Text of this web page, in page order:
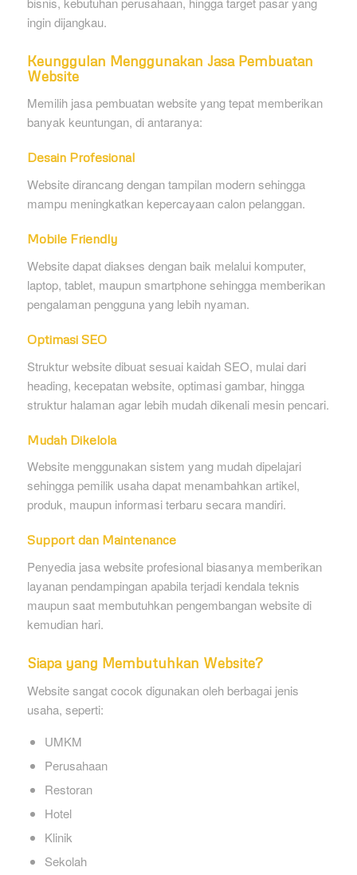
ingin dijangkau.
Keunggulan Menggunakan Jasa Pembuatan
Website
Memilih jasa pembuatan website yang tepat memberikan
banyak keuntungan, di antaranya:
Desain Profesional
Website dirancang dengan tampilan modern sehingga
mampu meningkatkan kepercayaan calon pelanggan.
Mobile Friendly
Website dapat diakses dengan baik melalui komputer,
laptop, tablet, maupun smartphone sehingga memberikan
pengalaman pengguna yang lebih nyaman.
Optimasi SEO
Struktur website dibuat sesuai kaidah SEO, mulai dari
heading, kecepatan website, optimasi gambar, hingga
struktur halaman agar lebih mudah dikenali mesin pencari.
Mudah Dikelola
Website menggunakan sistem yang mudah dipelajari
sehingga pemilik usaha dapat menambahkan artikel,
produk, maupun informasi terbaru secara mandiri.
Support dan Maintenance
Penyedia jasa website profesional biasanya memberikan
layanan pendampingan apabila terjadi kendala teknis
maupun saat membutuhkan pengembangan website di
kemudian hari.
Siapa yang Membutuhkan Website?
Website sangat cocok digunakan oleh berbagai jenis
usaha, seperti:
UMKM
Perusahaan
Restoran
Hotel
Klinik
Sekolah